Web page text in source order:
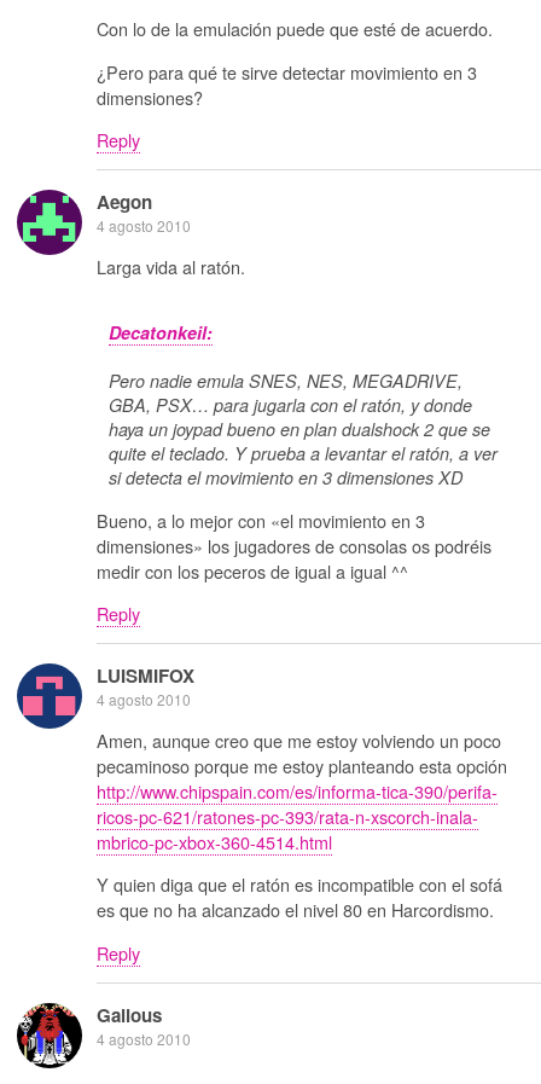
Con lo de la emulación puede que esté de acuerdo.
¿Pero para qué te sirve detectar movimiento en 3
dimensiones?
Reply
Aegon
4 agosto 2010
Larga vida al ratón.
Decatonkeil:
Pero nadie emula SNES, NES, MEGADRIVE,
GBA, PSX… para jugarla con el ratón, y donde
haya un joypad bueno en plan dualshock 2 que se
quite el teclado. Y prueba a levantar el ratón, a ver
si detecta el movimiento en 3 dimensiones XD
Bueno, a lo mejor con «el movimiento en 3
dimensiones» los jugadores de consolas os podréis
medir con los peceros de igual a igual ^^
Reply
LUISMIFOX
4 agosto 2010
Amen, aunque creo que me estoy volviendo un poco
pecaminoso porque me estoy planteando esta opción
http://www.chipspain.com/es/informa-tica-390/perifa-
ricos-pc-621/ratones-pc-393/rata-n-xscorch-inala-
mbrico-pc-xbox-360-4514.html
Y quien diga que el ratón es incompatible con el sofá
es que no ha alcanzado el nivel 80 en Harcordismo.
Reply
Galious
4 agosto 2010